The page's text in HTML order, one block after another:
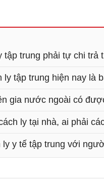
trung phải tự chi trả
ly tập trung hiện nay là
gia nước ngoài có
ly tại nhà, ai phải
y tế tập trung với